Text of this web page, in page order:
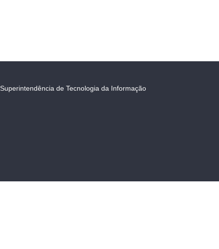
Superintendência de Tecnologia da Informação